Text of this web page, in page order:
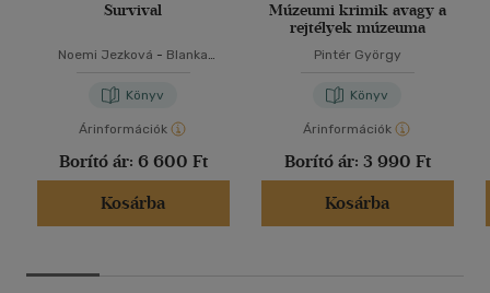
Survival
Noemi Jezková - Blanka
Könyv
Árinformációk
Borító ár: 6 600 Ft
Kosárba
Múzeumi krimik avagy a
rejtélyek múzeuma
Pintér György
Könyv
Árinformációk
Borító ár: 3 990 Ft
Kosárba